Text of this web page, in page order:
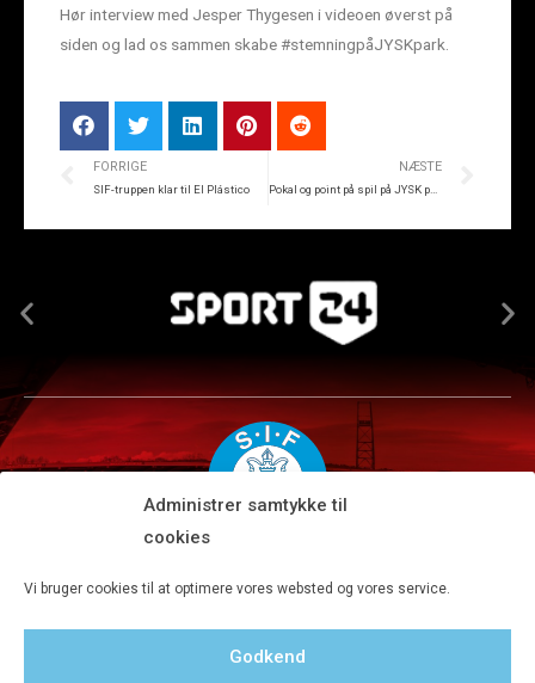
Administrer samtykke til
cookies
Vi bruger cookies til at optimere vores websted og vores service.
Godkend
Hør interview med Jesper Thygesen i videoen øverst på
siden og lad os sammen skabe #stemningpåJYSKpark.
FORRIGE
SIF-truppen klar til El Plástico
NÆSTE
Pokal og point på spil på JYSK park
Tlf 8680 4477 · Fax 8680 4647 · Kontortid man-fre kl. 9-15